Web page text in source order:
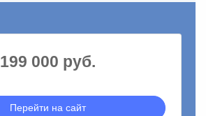
199 000 руб.
Перейти на сайт